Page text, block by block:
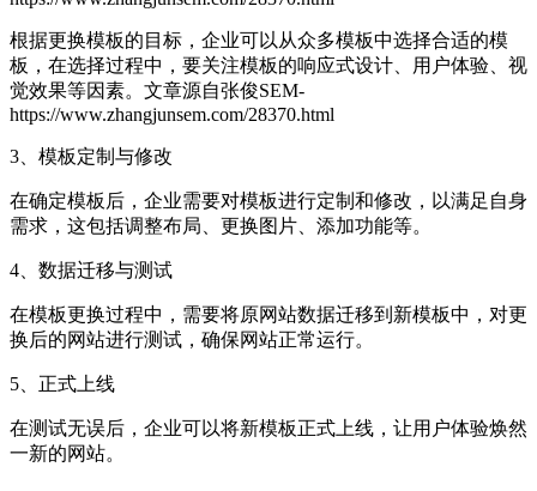
根据更换模板的目标，企业可以从众多模板中选择合适的模
板，在选择过程中，要关注模板的响应式设计、用户体验、视
觉效果等因素。 文章源自张俊SEM-
https://www.zhangjunsem.com/28370.html
3、模板定制与修改
在确定模板后，企业需要对模板进行定制和修改，以满足自身
需求，这包括调整布局、更换图片、添加功能等。
4、数据迁移与测试
在模板更换过程中，需要将原网站数据迁移到新模板中，对更
换后的网站进行测试，确保网站正常运行。
5、正式上线
在测试无误后，企业可以将新模板正式上线，让用户体验焕然
一新的网站。